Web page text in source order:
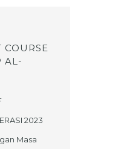
AL-
2023
Masa